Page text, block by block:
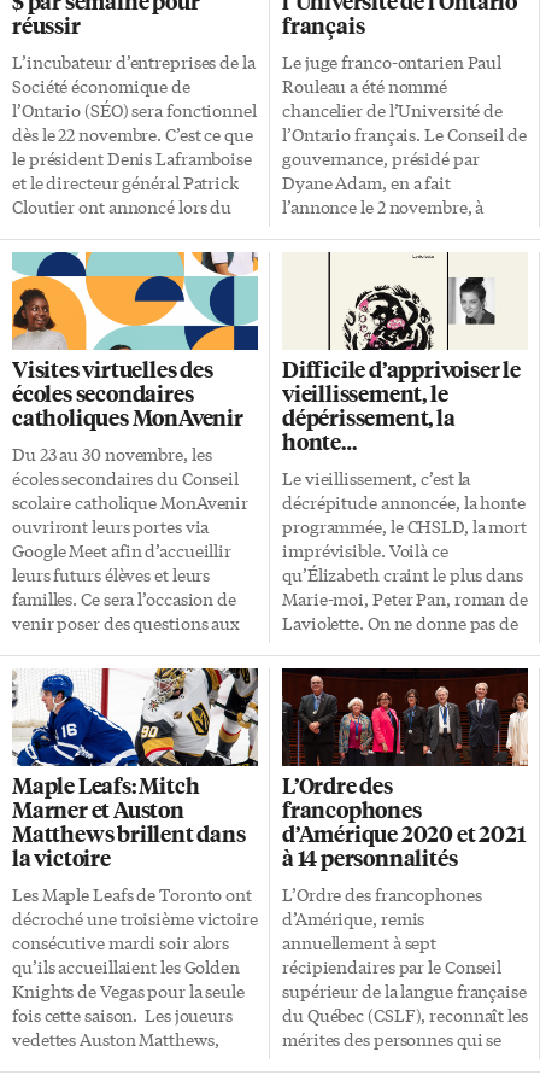
réussir
L’incubateur d’entreprises de la
Société économique de
l’Ontario (SÉO) sera fonctionnel
dès le 22 novembre. C’est ce que
le président Denis Laframboise
et le directeur général Patrick
Cloutier ont annoncé lors du
Facebook le 3 novembre.
L’incubateur
EntrepreneuriatSÉO, le premier
couvrant l’ensemble de
l’Ontario français, offre un
accompagnement personnalisé
et flexible sur 14 semaines pour
140 $ (10 $ par semaine!) aux
futurs entrepreneurs. Vidéos et
accompagnement personnalisé
Il est structuré en sept volets
couvrant autant de secteurs
d’activités pouvant profiter de
nouvelles entreprises et de
groupes démographiques
intéressés: de l’agriculture aux
garderies, en passant par […]
français
Le juge franco-ontarien Paul
Rouleau a été nommé
chancelier de l’Université de
l’Ontario français. Le Conseil de
gouvernance, présidé par
Dyane Adam, en a fait
l’annonce le 2 novembre, à
l’inauguration officielle de la
nouvelle institution située au 9
Lower Jarvis au centre-ville de
Toronto, à quelques pas du lac.
Le «chancelier», explique-t-on
ici, agira principalement
comme «ambassadeur» de
l’UOF, à titre bénévole. Alors
que le «recteur» Pierre Ouellette
est le véritable PDG de
l’établissement. Parmi ses
fonctions officielles, il remettra
des grades, grades
honorifiques, certificats et
diplômes au nom de
l’Université. Et il participera
Visites virtuelles des
écoles secondaires
catholiques MonAvenir
Du 23 au 30 novembre, les
écoles secondaires du Conseil
scolaire catholique MonAvenir
ouvriront leurs portes via
Google Meet afin d’accueillir
leurs futurs élèves et leurs
familles. Ce sera l’occasion de
venir poser des questions aux
l’école de votre choix, y
compris la directrice ou le
directeur de l’école. Les soirées
d’information sont notamment
l’occasion de découvrir les
programmes d’études et
activités parascolaires
dispensés dans chaque école
MonAvenir. Des réponses Déjà,
le Conseil scolaire offre des
réponses à la question
«pourquoi choisir une école
catholique secondaire de
langue française?» Une culture
francophone inclusive. «Un
environnement 100% […]
Difficile d’apprivoiser le
vieillissement, le
dépérissement, la
honte…
Le vieillissement, c’est la
décrépitude annoncée, la honte
programmée, le CHSLD, la mort
imprévisible. Voilà ce
qu’Élizabeth craint le plus dans
Marie-moi, Peter Pan, roman de
Laviolette. On ne donne pas de
quatrième de couverture
montre une jeune femme.
Laviolette décrit le parcours
d’une personne qui ne sait pas
comment vieillir, « comment
faire pour saisir
l’impermanence de son
existence ». L’autrice peint avec
les épluchures de son cœur.
Tout le roman porte sur la
difficulté d’apprivoiser le
dépérissement. On ne se rend
pas compte qu’on va vieillir
« La plupart des gens se rendent
pas compte qu’ils […]
Maple Leafs: Mitch
Marner et Auston
Matthews brillent dans
la victoire
Les Maple Leafs de Toronto ont
décroché une troisième victoire
consécutive mardi soir alors
qu’ils accueillaient les Golden
Knights de Vegas pour la seule
fois cette saison. Les joueurs
vedettes Auston Matthews,
L’Ordre des
francophones
d’Amérique 2020 et 2021
à 14 personnalités
L’Ordre des francophones
d’Amérique, remis
annuellement à sept
récipiendaires par le Conseil
supérieur de la langue française
du Québec (CSLF), reconnaît les
mérites des personnes qui se